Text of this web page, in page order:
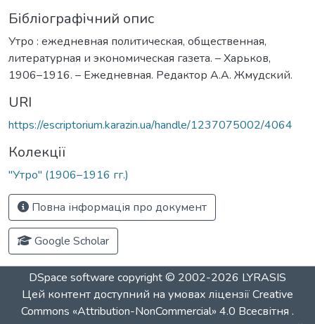
Бібліографічний опис
Утро : ежедневная политическая, общественная,
литературная и экономическая газета. – Харьков,
1906–1916. – Ежедневная. Редактор А.А. Жмудский.
URI
https://escriptorium.karazin.ua/handle/1237075002/4064
Колекції
"Утро" (1906–1916 гг.)
Повна інформація про документ
Google Scholar
DSpace software copyright © 2002-2026 LYRASIS
Цей контент доступний на умовах ліцензіїCreative
Commons «Attribution-NonCommercial» 4.0 Всесвітня .